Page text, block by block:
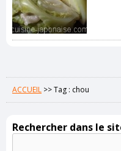
ACCUEIL >>Tag : chou
Rechercher dans le